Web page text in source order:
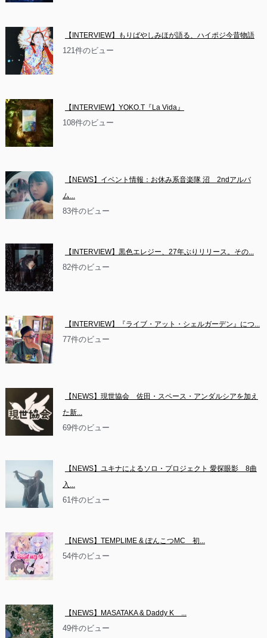
【INTERVIEW】もりばやしみほが語る、ハイポジ今昔物語
121件のビュー
【INTERVIEW】YOKO.T『La Vida』
108件のビュー
【NEWS】イベント情報：お休み系音楽隊 沼　2ndアルバ
ム...
83件のビュー
【INTERVIEW】黒色エレジー、27年ぶりリリース。その...
82件のビュー
【INTERVIEW】『ライブ・アット・シェルガーデン』につ...
77件のビュー
【NEWS】現世協会　佐田・スペース・アンダルシアを加え
た新...
69件のビュー
【NEWS】ユキナによるソロ・プロジェクト 愛探眼影　8曲
入...
61件のビュー
【NEWS】TEMPLIME & ぽんこつMC　初...
54件のビュー
【NEWS】MASATAKA & Daddy K　...
49件のビュー